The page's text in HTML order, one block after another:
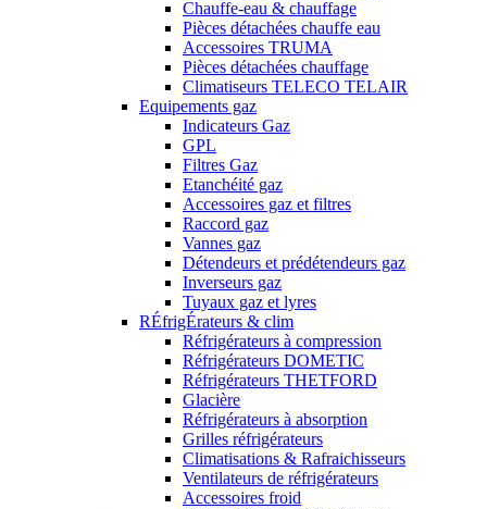
Chauffe-eau & chauffage
Pièces détachées chauffe eau
Accessoires TRUMA
Pièces détachées chauffage
Climatiseurs TELECO TELAIR
Equipements gaz
Indicateurs Gaz
GPL
Filtres Gaz
Etanchéité gaz
Accessoires gaz et filtres
Raccord gaz
Vannes gaz
Détendeurs et prédétendeurs gaz
Inverseurs gaz
Tuyaux gaz et lyres
RÉfrigÉrateurs & clim
Réfrigérateurs à compression
Réfrigérateurs DOMETIC
Réfrigérateurs THETFORD
Glacière
Réfrigérateurs à absorption
Grilles réfrigérateurs
Climatisations & Rafraichisseurs
Ventilateurs de réfrigérateurs
Accessoires froid